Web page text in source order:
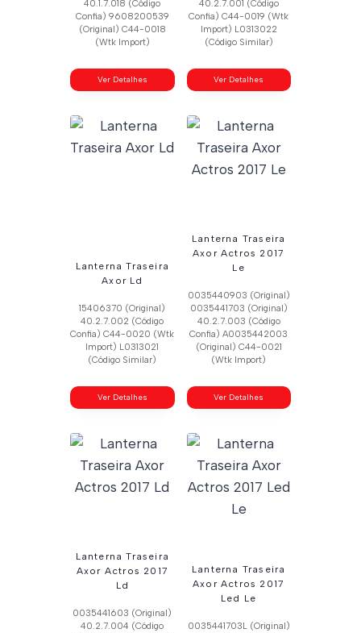
40.1.7.018 (Código
Confia) 9608200539
(Original) C44-0018
(Wtk Import)
Ver Detalhes
40.2.7.001 (Código
Confia) C44-0019 (Wtk
Import) L0313022
(Código Similar)
Ver Detalhes
Lanterna Traseira
Axor Ld
15406370 (Original)
40.2.7.002 (Código
Confia) C44-0020 (Wtk
Import) L0313021
(Código Similar)
Ver Detalhes
Lanterna Traseira
Axor Actros 2017
Le
0035440903 (Original)
0035441703 (Original)
40.2.7.003 (Código
Confia) A0035442003
(Original) C44-0021
(Wtk Import)
Ver Detalhes
Lanterna Traseira
Axor Actros 2017
Ld
0035441603 (Original)
40.2.7.004 (Código
Lanterna Traseira
Axor Actros 2017
Led Le
0035441703L (Original)